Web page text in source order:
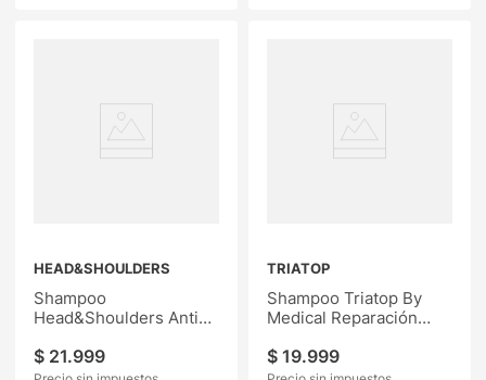
HEAD&SHOULDERS
Shampoo
Head&Shoulders Anti
$ 21.999
TRIATOP
Shampoo Triatop By
Medical Reparación
$ 19.999